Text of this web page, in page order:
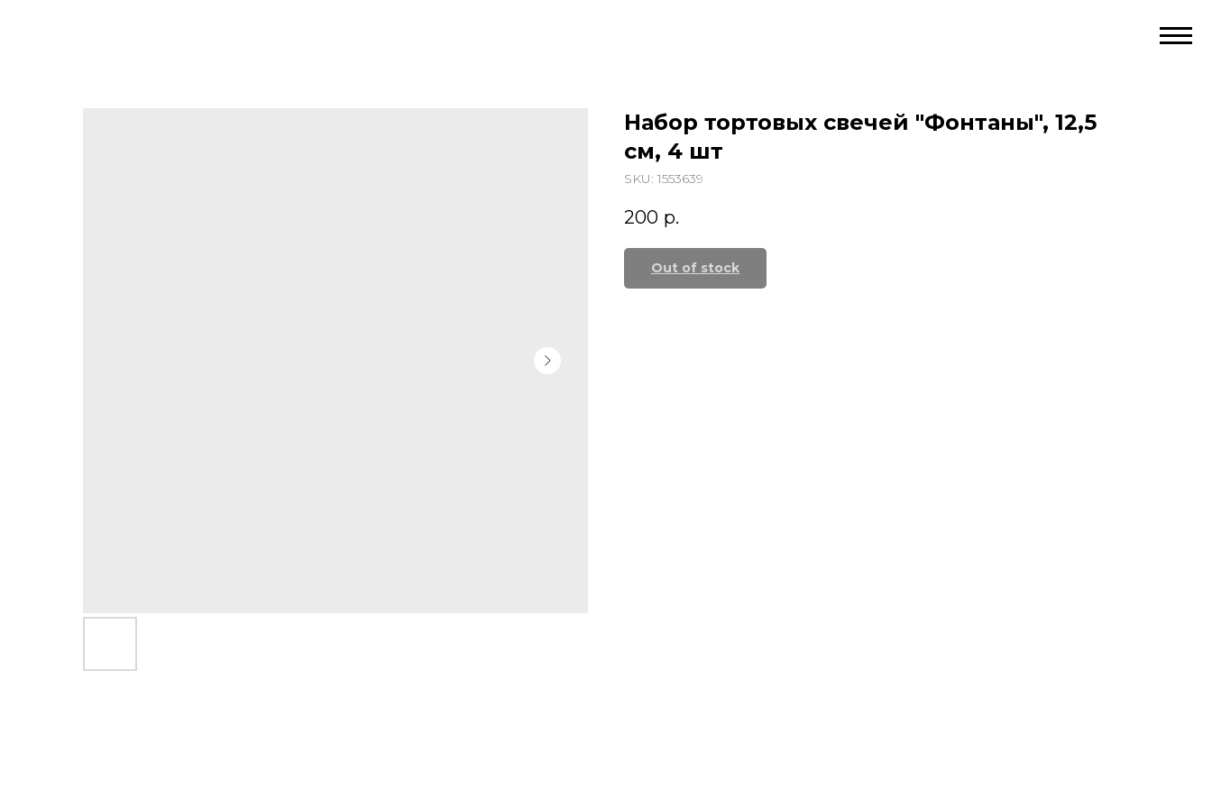
Набор тортовых свечей "Фонтаны", 12,5
см, 4 шт
SKU: 1553639
200 р.
Out of stock